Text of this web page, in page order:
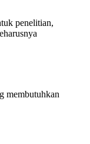
penelitian,
membutuhkan